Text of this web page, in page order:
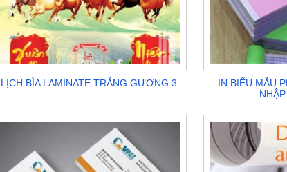
LỊCH BÌA LAMINATE TRÁNG GƯƠNG 3
IN BIỂU MẪU